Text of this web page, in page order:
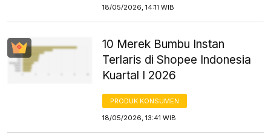
18/05/2026, 14:11 WIB
10 Merek Bumbu Instan
Terlaris di Shopee Indonesia
Kuartal I 2026
PRODUK KONSUMEN
18/05/2026, 13:41 WIB